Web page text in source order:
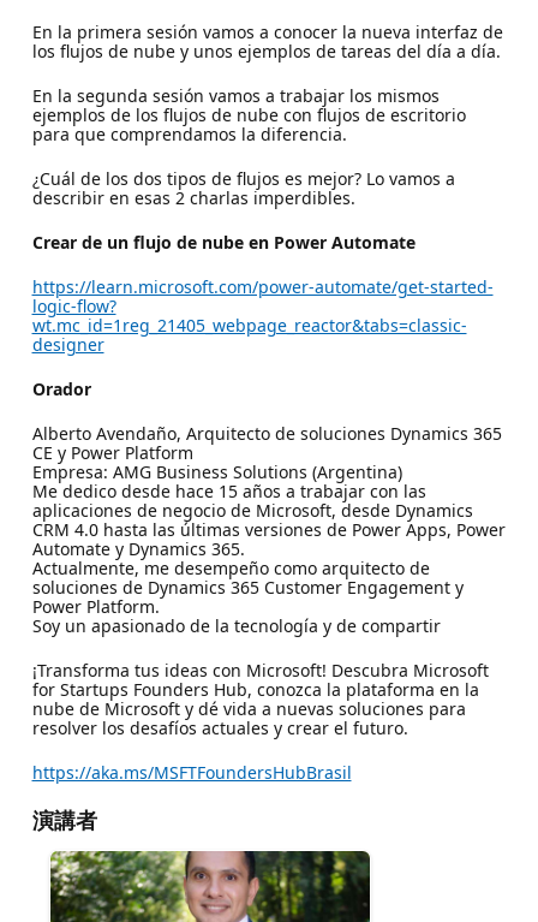
En la primera sesión vamos a conocer la nueva interfaz de
los flujos de nube y unos ejemplos de tareas del día a día.
En la segunda sesión vamos a trabajar los mismos
ejemplos de los flujos de nube con flujos de escritorio
para que comprendamos la diferencia.
¿Cuál de los dos tipos de flujos es mejor? Lo vamos a
describir en esas 2 charlas imperdibles.
Crear de un flujo de nube en Power Automate
https://learn.microsoft.com/power-automate/get-started-
logic-flow?
wt.mc_id=1reg_21405_webpage_reactor&tabs=classic-
designer
Orador
Alberto Avendaño, Arquitecto de soluciones Dynamics 365
CE y Power Platform
Empresa: AMG Business Solutions (Argentina)
Me dedico desde hace 15 años a trabajar con las
aplicaciones de negocio de Microsoft, desde Dynamics
CRM 4.0 hasta las últimas versiones de Power Apps, Power
Automate y Dynamics 365.
Actualmente, me desempeño como arquitecto de
soluciones de Dynamics 365 Customer Engagement y
Power Platform.
Soy un apasionado de la tecnología y de compartir
¡Transforma tus ideas con Microsoft! Descubra Microsoft
for Startups Founders Hub, conozca la plataforma en la
nube de Microsoft y dé vida a nuevas soluciones para
resolver los desafíos actuales y crear el futuro.
https://aka.ms/MSFTFoundersHubBrasil
演講者